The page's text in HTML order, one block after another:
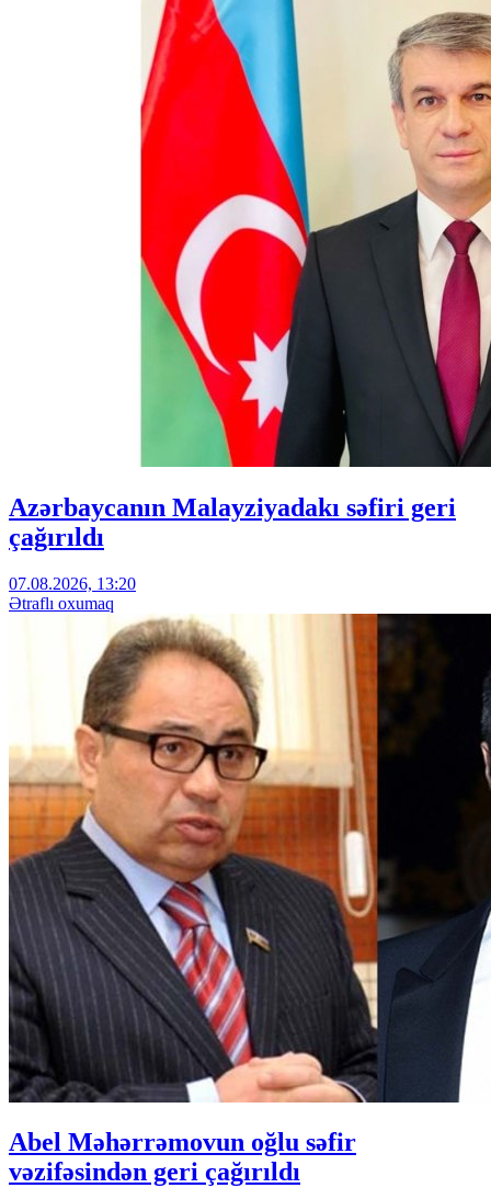
Azərbaycanın Malayziyadakı səfiri geri
çağırıldı
07.08.2026, 13:20
Ətraflı oxumaq
Abel Məhərrəmovun oğlu səfir
vəzifəsindən geri çağırıldı